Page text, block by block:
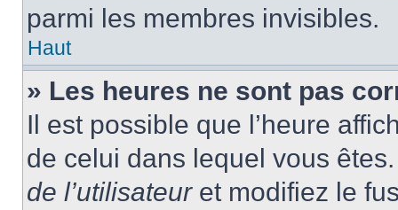
parmi les membres invisibles.
Haut
» Les heures ne sont pas
Il est possible que l’heure
de celui dans lequel vous
de l’utilisateuret modifiez le